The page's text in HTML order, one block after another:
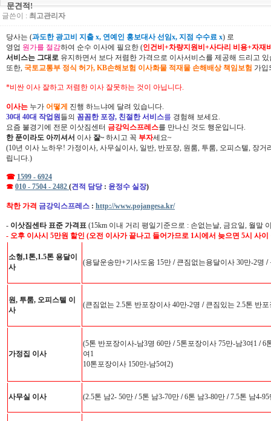
문견적!
글쓴이 : 최고관리자
당사는 (과도한 광고비 지출 x, 연예인 홍보대사 선임x, 지점 수수료 x) 로
영업 원가를 절감하여 순수 이사에 필요한 (인건비+차량지원비+사다리 비용+자재
서비스는 그대로 유지하면서 보다 저렴한 가격으로 이사서비스를 제공해 드리고 있
또한, 국토교통부 정식 허가, KB손해보험 이사화물 적재물 손해배상 책임보험 가입
*비싼 이사 잘하고 저렴한 이사 잘못하는 것이 아닙니다.
이사는 누가 어떻게 진행 하느냐에 달려 있습니다.
30대 40대 작업원들의 꼼꼼한 포장, 친절한 서비스를 경험해 보세요.
요즘 불경기에 전문 이삿짐센터 금강익스프레스를 만나신 것도 행운입니다.
한 푼이라도 아끼셔서 이사 잘~ 하시고 꼭 부자세요~
(10년 이사 노하우! 가정이사, 사무실이사, 일반, 반포장, 원룸, 투룸, 오피스텔, 장
립니다.)
☎ 1599 - 6924
☎ 010 - 7504 - 2482 (견적 담당 : 윤정수 실장)
착한 가격 금강익스프레스 : http://www.pojangesa.kr/
- 이삿짐센타 표준 가격표 (15km 이내 거리 평일기준으로 : 손없는날, 금요일, 월말
- 오후 이사시 5만원 할인 (오전 이사가 끝나고 들어가므로 1시에서 늦으면 5시 사
소형,1톤,1.5톤 용달이
사
(용달운송만+기사도움 15만 /큰짐없는용달이사 30만-2명 /
원, 투룸, 오피스텔 이
사
(큰짐없는 2.5톤 반포장이사 40만-2명 /큰짐있는 2.5톤 반포
가정집 이사
(5톤 반포장이사-남3명 60만 /5톤포장이사 75만-남3여1 /6
여1
10톤포장이사 150만-남5여2)
사무실 이사 (2.5톤 남2- 50만 /5톤 남3-70만 /6톤 남3-80만 /7.5톤 남4-